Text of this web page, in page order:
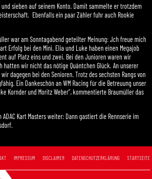
sieben auf seinem Konto. Damit sammelte er trotzdem
Ebenfalls ein paar Zähler fuhr auch Rookie
war am Sonntagabend geteilter Meinung: „Ich freue mich
Erfolg bei den Mini. Elia und Luke haben einen Megajob
auf Platz eins und zwei. Bei den Junioren waren wir
hatten wir nicht das nötige Quäntchen Glück. An unserer
dagegen bei den Senioren. Trotz des sechsten Rangs von
Ein Dankeschön an WM Racing für die Betreuung unser
Kornder und Moritz Weber”, kommentierte Braumüller das
ADAC Kart Masters weiter: Dann gastiert die Rennserie im
STARTSEITE
DATENSCHUTZERKLÄRUNG
DISCLAIMER
IMPRESSUM